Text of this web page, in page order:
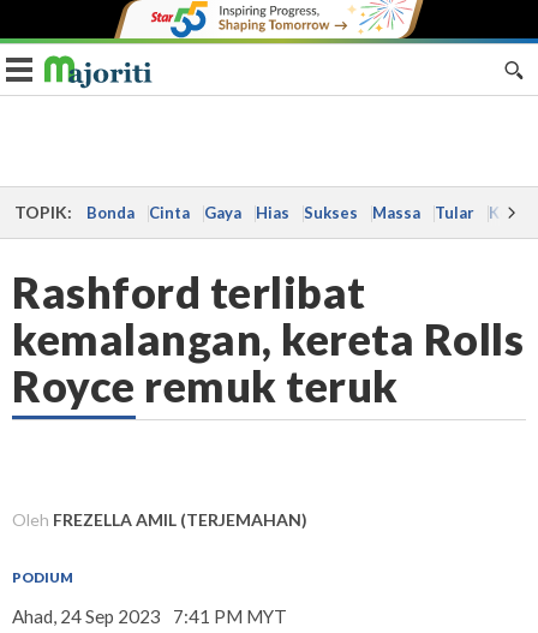
Toggle navigation
TOPIK: Bonda Cinta Gaya Hias Sukses Massa Tular Kes
Rashford terlibat
kemalangan, kereta Rolls
Royce remuk teruk
Oleh FREZELLA AMIL (TERJEMAHAN)
PODIUM
Ahad, 24 Sep 2023 7:41 PM MYT